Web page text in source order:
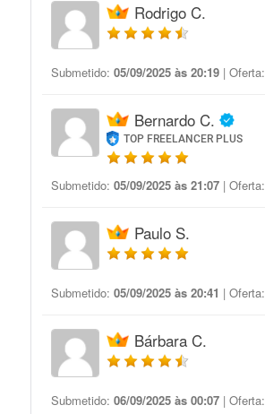
Rodrigo C.
Submetido: 05/09/2025 às 20:19 | Oferta:
Bernardo C.
TOP FREELANCER PLUS
Submetido: 05/09/2025 às 21:07 | Oferta:
Paulo S.
Submetido: 05/09/2025 às 20:41 | Oferta:
Bárbara C.
Submetido: 06/09/2025 às 00:07 | Oferta: